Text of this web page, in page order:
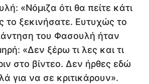
«Νόμιζα ότι θα πείτε κάτι
το ξεκινήσατε. Ευτυχώς το
του Φασουλή ήταν
«Δεν ξέρω τι λες και τι
στο βίντεο. Δεν ήρθες εδώ
για να σε κριτικάρουν».